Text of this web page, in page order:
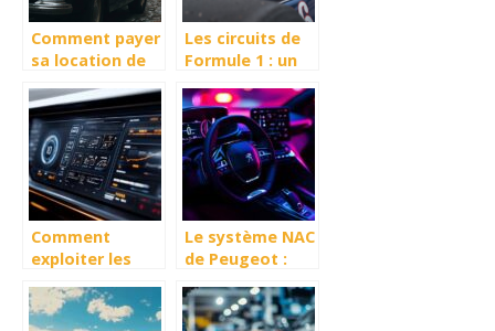
Comment payer
sa location de
chere ?
Les circuits de
Formule 1 : un
pilotes
Comment
exploiter les
portail pour
choisir le bon
Le système NAC
de Peugeot :
vous devez
savoir des